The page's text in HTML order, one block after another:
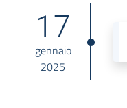
17
gennaio
2025